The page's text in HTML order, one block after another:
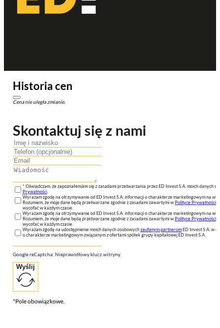
Historia cen
Cena nie uległa zmianie.
Skontaktuj się z nami
* Oświadczam, że zapoznałem/am się z zasadami przetwarzania przez ED Invest S.A. moich danych
Prywatności.
Wyrażam zgodę na otrzymywanie od ED Invest S.A. informacji o charakterze marketingowym na
Rozumiem, że moje dane będą przetwarzane zgodnie z zasadami zawartymi wPolityce Prywatności
wycofać w każdym czasie.
Wyrażam zgodę na otrzymywanie od ED Invest S.A. informacji o charakterze marketingowym na
Rozumiem, że moje dane będą przetwarzane zgodnie z zasadami zawartymi wPolityce Prywatności
wycofać w każdym czasie.
Wyrażam zgodę na udostępnienie moich danych osobowychzaufanym partneromED Invest S.A. w
o charakterze marketingowym związanym z ofertami spółek grupy kapitałowej ED Invest S.A.
Google reCaptcha: Nieprawidłowy klucz witryny.
Wyślij
*Pole obowiązkowe.